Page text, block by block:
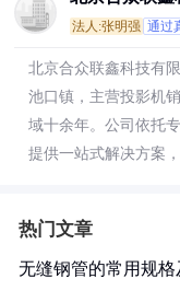
法人:张明强 通过
北京合众联鑫科技有
池口镇，主营投影机
域十余年。公司依托
提供一站式解决方案
热门文章
无缝钢管的常用规格